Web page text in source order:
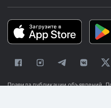
Правила публикации объявлений